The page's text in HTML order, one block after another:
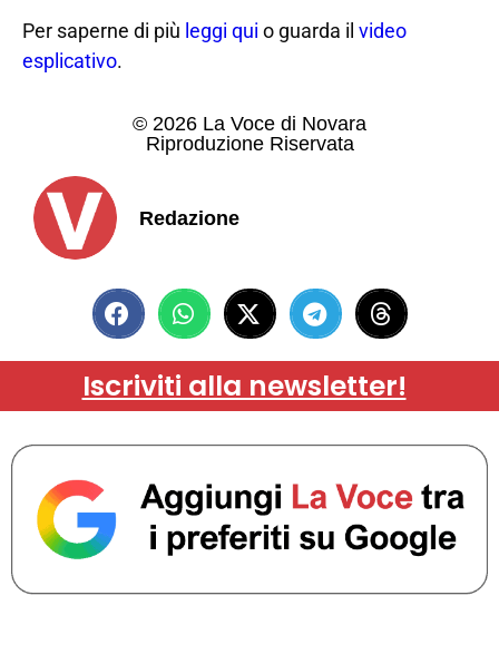
Per saperne di più leggi qui o guarda il video
esplicativo.
© 2026 La Voce di Novara
Riproduzione Riservata
Redazione
Iscriviti alla newsletter!